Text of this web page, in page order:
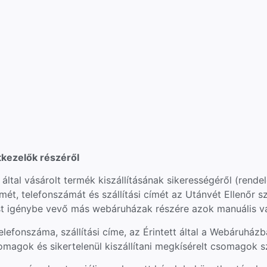
részéről
vásárolt termék kiszállításának sikerességéről
telefonszámát és szállítási címét az Utánvét Ellenőr
vevő más webáruházak részére azok manuális
szállítási címe, az Érintett által a
és sikertelenül kiszállítani megkísérelt csomagok